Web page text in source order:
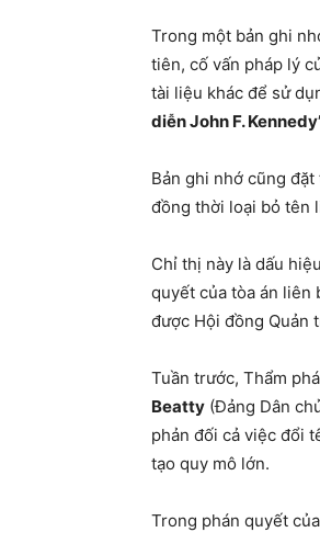
Trong một bản ghi
tiên, cố vấn pháp lý
tài liệu khác để sử
diễn John F.
Bản ghi nhớ cũng
đồng thời loại bỏ tên
Chỉ thị này là dấu
quyết của tòa án liên
được Hội đồng Quản
Tuần trước, Thẩm
Beatty (Đảng Dân
phản đối cả việc đổi
tạo quy mô lớn.
Trong phán quyết